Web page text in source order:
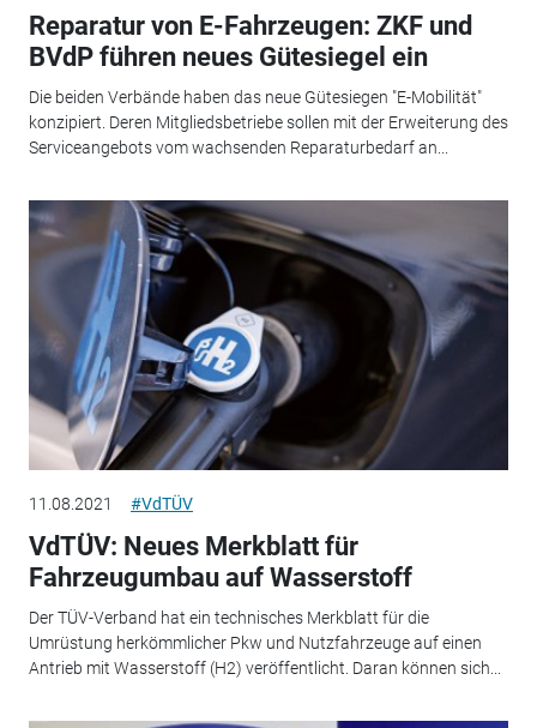
Reparatur von E-Fahrzeugen: ZKF und
BVdP führen neues Gütesiegel ein
Die beiden Verbände haben das neue Gütesiegen "E-Mobilität"
konzipiert. Deren Mitgliedsbetriebe sollen mit der Erweiterung des
Serviceangebots vom wachsenden Reparaturbedarf an...
11.08.2021 #VdTÜV
VdTÜV: Neues Merkblatt für
Fahrzeugumbau auf Wasserstoff
Der TÜV-Verband hat ein technisches Merkblatt für die
Umrüstung herkömmlicher Pkw und Nutzfahrzeuge auf einen
Antrieb mit Wasserstoff (H2) veröffentlicht. Daran können sich...